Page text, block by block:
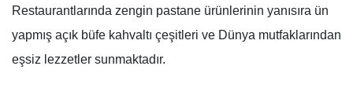
Restaurantlarında zengin pastane ürünlerinin yanısıra ün
yapmış açık büfe kahvaltı çeşitleri ve Dünya mutfaklarından
eşsiz lezzetler sunmaktadır.